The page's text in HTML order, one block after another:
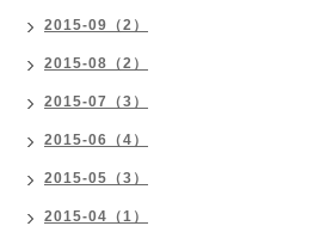
2015-09（2）
2015-08（2）
2015-07（3）
2015-06（4）
2015-05（3）
2015-04（1）